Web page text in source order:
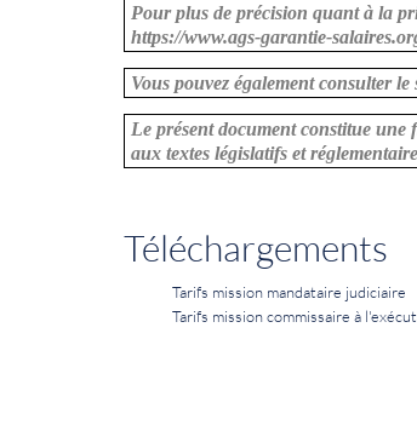
Pour plus de précision quant à la
https://www.ags-garantie-
Vous pouvez également consulter
Le présent document constitue
aux textes législatifs et
Téléchargements
Tarifs mission mandataire judiciaire
Tarifs mission commissaire à